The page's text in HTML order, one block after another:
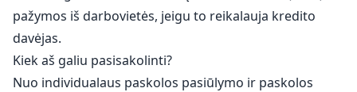
pažymos iš darbovietės, jeigu to reikalauja kredito
davėjas.
Kiek aš galiu pasisakolinti?
Nuo individualaus paskolos pasiūlymo ir paskolos